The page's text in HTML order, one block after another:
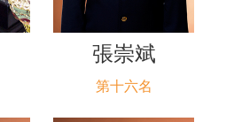
張崇斌
第十六名